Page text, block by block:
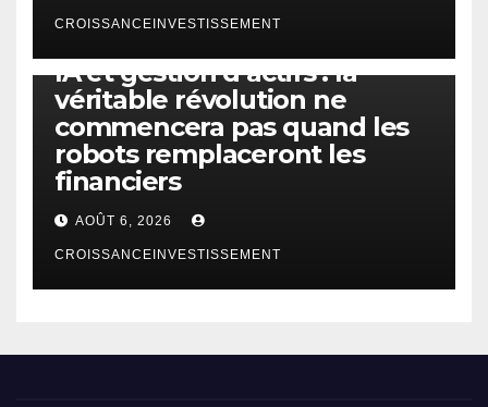
CROISSANCEINVESTISSEMENT
IA et gestion d’actifs : la
véritable révolution ne
commencera pas quand les
robots remplaceront les
financiers
AOÛT 6, 2026
CROISSANCEINVESTISSEMENT